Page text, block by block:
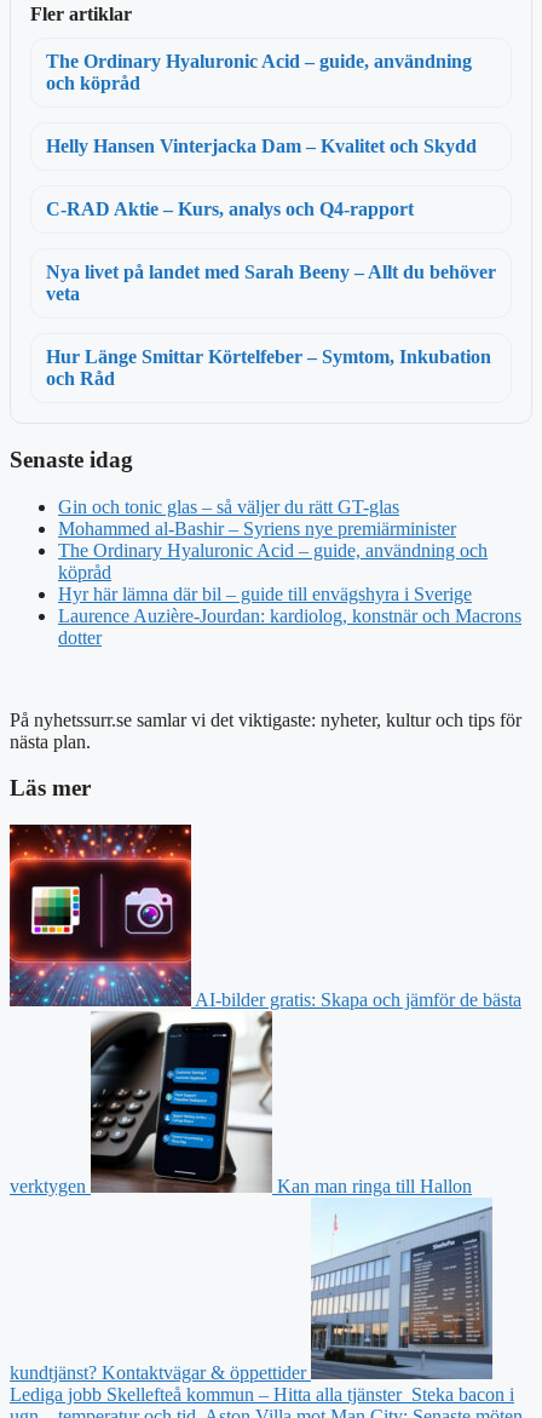
Fler artiklar
The Ordinary Hyaluronic Acid – guide, användning
och köpråd
Helly Hansen Vinterjacka Dam – Kvalitet och Skydd
C-RAD Aktie – Kurs, analys och Q4-rapport
Nya livet på landet med Sarah Beeny – Allt du behöver
veta
Hur Länge Smittar Körtelfeber – Symtom, Inkubation
och Råd
Senaste idag
Gin och tonic glas – så väljer du rätt GT-glas
Mohammed al-Bashir – Syriens nye premiärminister
The Ordinary Hyaluronic Acid – guide, användning och
köpråd
Hyr här lämna där bil – guide till envägshyra i Sverige
Laurence Auzière-Jourdan: kardiolog, konstnär och Macrons
dotter
På nyhetssurr.se samlar vi det viktigaste: nyheter, kultur och tips för
nästa plan.
Läs mer
AI-bilder gratis: Skapa och jämför de bästa
verktygen Kan man ringa till Hallon
kundtjänst? Kontaktvägar & öppettider
Lediga jobb Skellefteå kommun – Hitta alla tjänster Steka bacon i